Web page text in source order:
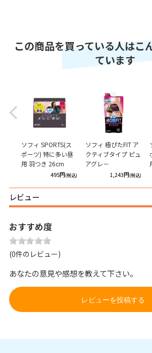
この商品を買っている人はこ
ています
Previous
ソフィ SPORTS(ス
ポーツ) 特に多い昼
用 羽つき 26cm
495円(税込)
ソフィ 極ぴたFIT ア
クティブタイプ ピュ
アグレ－
1,243円(税込)
レビュー
おすすめ度
(0件のレビュー)
あなたの意見や感想を教えて下さい。
レビューを投稿する